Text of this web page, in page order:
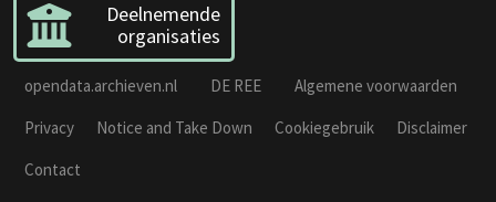
Deelnemende
organisaties
opendata.archieven.nl DE REE
Algemene voorwaarden
Privacy
Notice and Take Down Cookiegebruik
Disclaimer
Contact